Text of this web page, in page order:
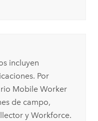
incluyen
Por
Mobile Worker
de campo,
y Workforce.